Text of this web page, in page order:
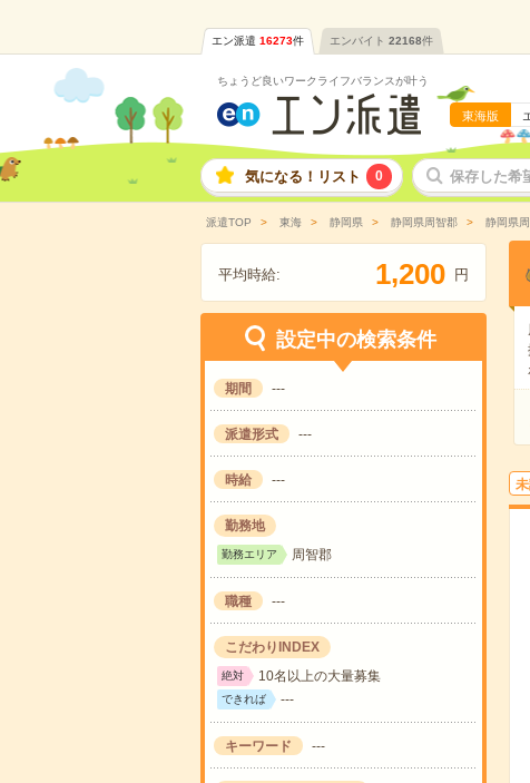
エン派遣 16273件 エンバイト 22168件
ちょうど良いワークライフバランスが叶う
東海版
気になる！リスト 0 保存した希
派遣TOP 東海 静岡県 静岡県周智郡 静岡県
平均時給: 1,200 円
設定中の検索条件
期間 ---
派遣形式 ---
時給 ---
勤務地
勤務エリア 周智郡
職種 ---
こだわりINDEX
絶対 10名以上の大量募集
できれば ---
キーワード ---